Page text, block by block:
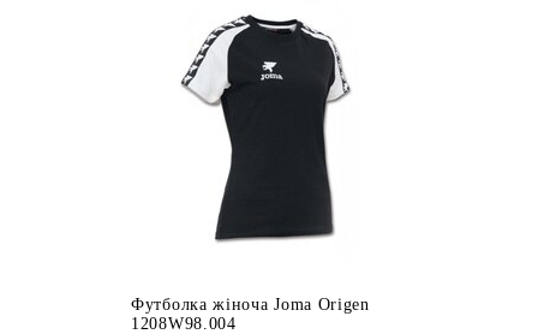
Футболка жіноча Joma Origen
1208W98.004